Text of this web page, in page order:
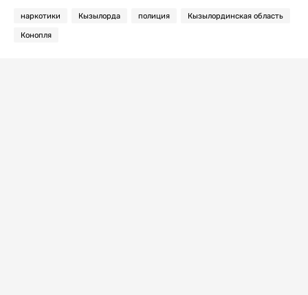
наркотики Кызылорда полиция Кызылординская область
Конопля